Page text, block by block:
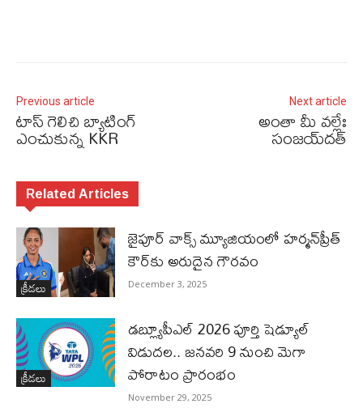
Previous article
టాస్‌ గెలిచి బ్యాటింగ్‌
ఎంచుకున్న KKR
Next article
అంతా మీ వల్లేః
సంజయ్‌దత్
Related Articles
క్రీడలు
జైపూర్ వాక్స్ మ్యూజియంలో హర్మన్‌ప్రీత్
కౌర్‌కు అరుదైన గౌరవం
December 3, 2025
క్రీడలు
డబ్ల్యూపీఎల్ 2026 పూర్తి షెడ్యూల్
విడుదల.. జనవరి 9 నుంచి మెగా
పోరాటం ప్రారంభం
November 29, 2025